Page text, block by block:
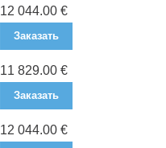
12 044.00 €
Заказать
11 829.00 €
Заказать
12 044.00 €